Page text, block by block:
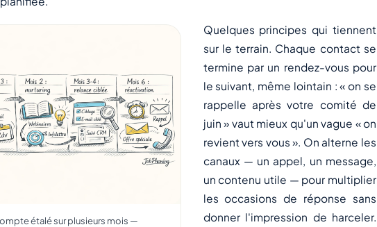
étalé sur plusieurs mois —
Quelques principes qui tiennent
sur le terrain. Chaque contact se
termine par un rendez-vous pour
le suivant, même lointain : « on se
rappelle après votre comité de
juin » vaut mieux qu'un vague « on
revient vers vous ». On alterne les
canaux — un appel, un message,
un contenu utile — pour multiplier
les occasions de réponse sans
donner l'impression de harceler.